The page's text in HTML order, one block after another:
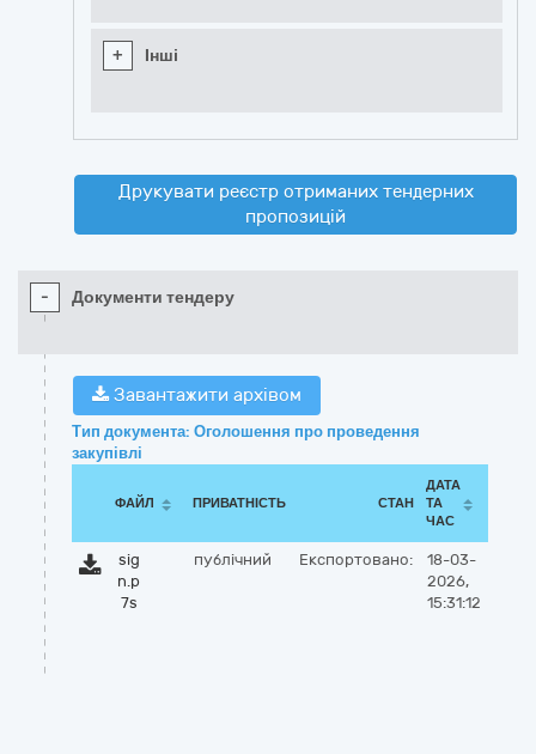
+ Інші
Друкувати реєстр отриманих тендерних
пропозицій
- Документи тендеру
Завантажити архівом
Тип документа: Оголошення про проведення
закупівлі
ФАЙЛ ПРИВАТНІСТЬ СТАН
ДАТА
ТА
ЧАС
sig
n.p
7s
публічний Експортовано:
18-03-
2026,
15:31:12